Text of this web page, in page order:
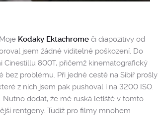
Kodaky Ektachromeči diapozitivy od
jsem žádné viditelné poškození. Do
Cinestillu 800T, přičemž kinematografický
bez problému. Při jedné cestě na Sibiř prošly
z nich jsem pak pushoval i na 3200 ISO.
dodat, že mě ruská letiště v tomto
rentgeny. Tudíž pro filmy mnohem